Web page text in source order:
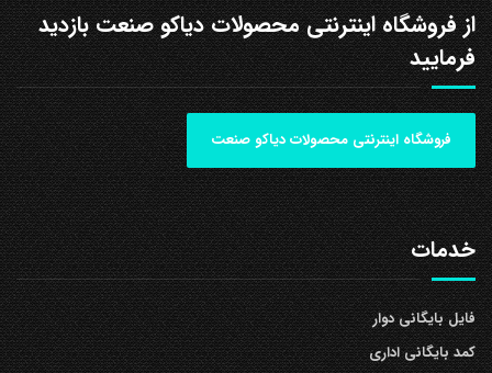
از فروشگاه اینترنتی محصولات دیاکو صنعت بازدید
فرمایید
فروشگاه اینترنتی محصولات دیاکو صنعت
خدمات
فایل بایگانی دوار
کمد بایگانی اداری